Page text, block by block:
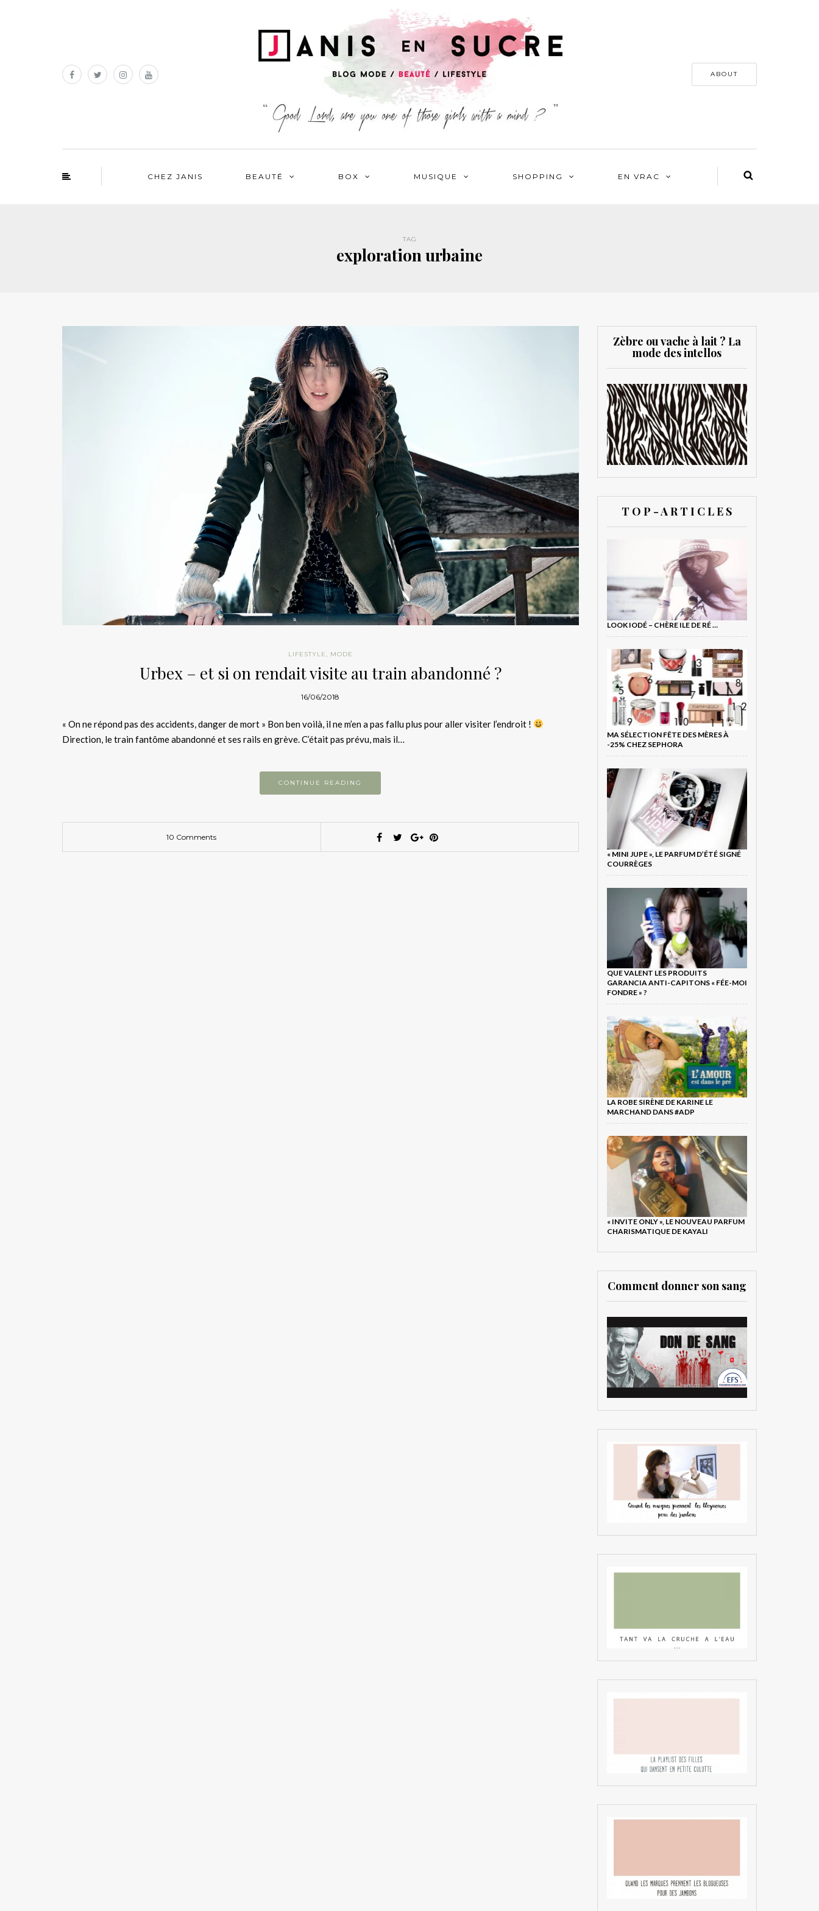
ABOUT
CHEZ JANIS BEAUTÉ BOX MUSIQUE SHOPPING EN VRAC
TAG
exploration urbaine
LIFESTYLE, MODE
Urbex – et si on rendait visite au train abandonné ?
16/06/2018
« On ne répond pas des accidents, danger de mort » Bon ben voilà, il ne m’en a pas fallu plus pour aller visiter l’endroit !
Direction, le train fantôme abandonné et ses rails en grève. C’était pas prévu, mais il…
CONTINUE READING
10 Comments
Zèbre ou vache à lait ? La
mode des intellos
T O P - A R T I C L E S
LOOK IODÉ – CHÈRE ILE DE RÉ …
MA SÉLECTION FÊTE DES MÈRES À
-25% CHEZ SEPHORA
« MINI JUPE », LE PARFUM D’ÉTÉ SIGNÉ
COURRÈGES
QUE VALENT LES PRODUITS
GARANCIA ANTI-CAPITONS « FÉE-MOI
FONDRE » ?
LA ROBE SIRÈNE DE KARINE LE
MARCHAND DANS #ADP
« INVITE ONLY », LE NOUVEAU PARFUM
CHARISMATIQUE DE KAYALI
Comment donner son sang